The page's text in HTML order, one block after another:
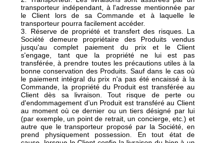
transporteur indépendant, à l'adresse mentionnée par
le Client lors de sa Commande et à laquelle le
transporteur pourra facilement accéder.
3. Réserve de propriété et transfert des risques. La
Société demeure propriétaire des Produits vendus
jusqu'au complet paiement du prix et le Client
s'engage, tant que la propriété ne lui est pas
transférée, à prendre toutes les précautions utiles à la
bonne conservation des Produits. Sauf dans le cas où
le paiement intégral du prix n'a pas été encaissé à la
Commande, la propriété du Produit est transférée au
Client dès sa livraison. Tout risque de perte ou
d'endommagement d’un Produit est transféré au Client
au moment où ce dernier ou un tiers désigné par lui
(par exemple, un point de retrait, un concierge, etc.) et
autre que le transporteur proposé par la Société, en
prend physiquement possession. En tout état de